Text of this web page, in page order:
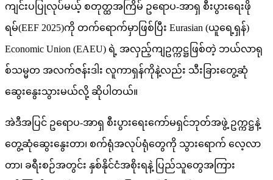
ကျင်းပပြုလုပ်မယ့် စတုတ္ထအကြိမ် ဥရောပ-အာရှ စီးပွားရေးဖို
ရမ်(EEF 2025)ကို တက်ရောက်မှာဖြစ်ပြီး Eurasian (ယူရေ့ရှန်)
Economic Union (EAEU) ရဲ့ အလှည့်ကျဥက္ကဋ္ဌဖြစ်တဲ့ ဘယ်လာရု
စ်သမ္မတ အလက်ဇန်းဒါး လူကာရှန်ကိုနဲ့လည်း သီးခြားတွေ့ဆုံ
ဆွေးနွေးသွားမယ်လို့ ဆိုပါတယ်။
အဲဒီအပြင် ဥရောပ-အာရှ စီးပွားရေးကော်မရှင်ဘုတ်အဖွဲ့ ဥက္ကဋ္ဌနဲ့
တွေ့ဆုံဆွေးနွေးတာ၊ စက်ရုံအလုပ်ရုံတွေကို သွားရောက် လေ့လာ
တာ၊ ခရီးစဉ်အတွင်း နှစ်နိုင်ငံအစိုးရနဲ့ ပြည်သူတွေအကြား